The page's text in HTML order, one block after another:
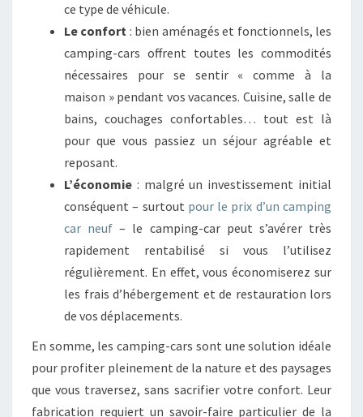
ce type de véhicule.
Le confort : bien aménagés et fonctionnels, les
camping-cars offrent toutes les commodités
nécessaires pour se sentir « comme à la
maison » pendant vos vacances. Cuisine, salle de
bains, couchages confortables… tout est là
pour que vous passiez un séjour agréable et
reposant.
L’économie : malgré un investissement initial
conséquent – surtout pour le prix d’un camping
car neuf – le camping-car peut s’avérer très
rapidement rentabilisé si vous l’utilisez
régulièrement. En effet, vous économiserez sur
les frais d’hébergement et de restauration lors
de vos déplacements.
En somme, les camping-cars sont une solution idéale
pour profiter pleinement de la nature et des paysages
que vous traversez, sans sacrifier votre confort. Leur
fabrication requiert un savoir-faire particulier de la